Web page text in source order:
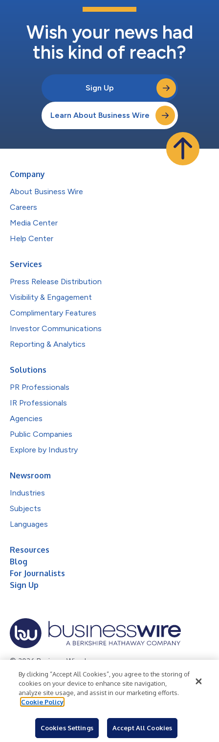
ット投資運用企業であるパートナーズ・グループにおいてシニア
クライアントリレーションシップマネージャー及び韓国オフィス
在籍した7年間で、主に資金調達、顧客関係管理、及びディール
ソーシング業務に従事してい...
Wish your news had
this kind of reach?
Sign Up
Learn About Business Wire
Company
About Business Wire
Careers
Media Center
Help Center
Services
Press Release Distribution
Visibility & Engagement
Complimentary Features
Investor Communications
Reporting & Analytics
Solutions
PR Professionals
IR Professionals
Agencies
Public Companies
Explore by Industry
Newsroom
Industries
Subjects
Languages
Resources
Blog
For Journalists
Sign Up
© 2026 Business Wire, Inc.
Privacy Policy Cookie Policy
Accessibility Statement
Terms of Use
Legal
By clicking “Accept All Cookies”, you agree to the storing of
cookies on your device to enhance site navigation,
analyze site usage, and assist in our marketing efforts.
Cookie Policy
Cookies Settings Accept All Cookies